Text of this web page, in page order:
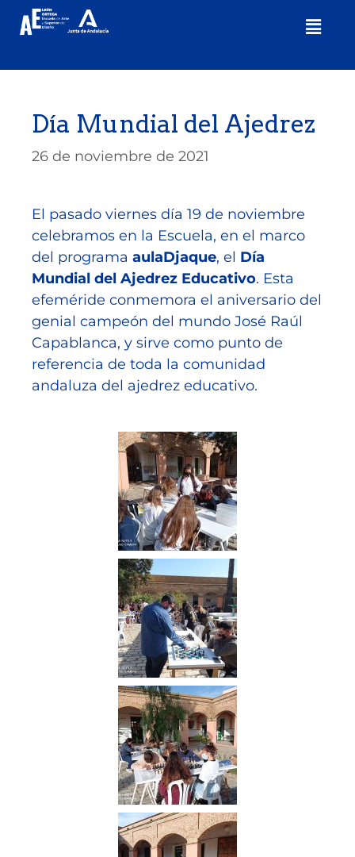
Día Mundial del Ajedrez
26 de noviembre de 2021
El pasado viernes día 19 de noviembre
celebramos en la Escuela, en el marco
del programa aulaDjaque, el Día
Mundial del Ajedrez Educativo. Esta
efeméride conmemora el aniversario del
genial campeón del mundo José Raúl
Capablanca, y sirve como punto de
referencia de toda la comunidad
andaluza del ajedrez educativo.